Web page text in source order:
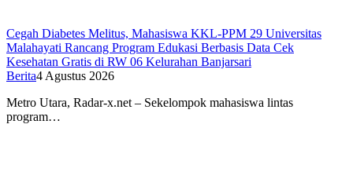
Cegah Diabetes Melitus, Mahasiswa KKL-PPM 29 Universitas
Malahayati Rancang Program Edukasi Berbasis Data Cek
Kesehatan Gratis di RW 06 Kelurahan Banjarsari
Berita4 Agustus 2026
Metro Utara, Radar-x.net – Sekelompok mahasiswa lintas
program…